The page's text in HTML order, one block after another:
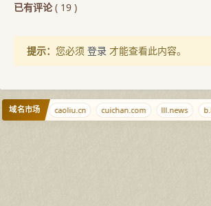
已有评论( 19 )
提示： 您必须 登录 才能查看此内容。
域名市场
714.cn caoliu.cn cuichan.com lll.news